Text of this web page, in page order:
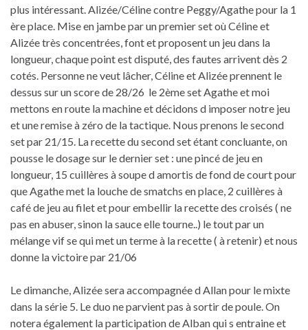
plus intéressant. Alizée/Céline contre Peggy/Agathe pour la 1
ère place. Mise en jambe par un premier set où Céline et
Alizée très concentrées, font et proposent un jeu dans la
longueur, chaque point est disputé, des fautes arrivent dès 2
cotés. Personne ne veut lâcher, Céline et Alizée prennent le
dessus sur un score de 28/26 le 2ème set Agathe et moi
mettons en route la machine et décidons d imposer notre jeu
et une remise à zéro de la tactique. Nous prenons le second
set par 21/15. La recette du second set étant concluante, on
pousse le dosage sur le dernier set : une pincé de jeu en
longueur, 15 cuillères à soupe d amortis de fond de court pour
que Agathe met la louche de smatchs en place, 2 cuillères à
café de jeu au filet et pour embellir la recette des croisés ( ne
pas en abuser, sinon la sauce elle tourne..) le tout par un
mélange vif se qui met un terme à la recette ( à retenir) et nous
donne la victoire par 21/06
Le dimanche, Alizée sera accompagnée d Allan pour le mixte
dans la série 5. Le duo ne parvient pas à sortir de poule. On
notera également la participation de Alban qui s entraine et